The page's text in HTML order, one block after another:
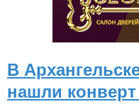
В
нашли